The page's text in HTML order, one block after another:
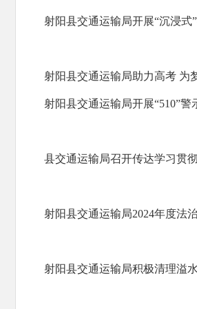
射阳县交通运输局助力高考 为